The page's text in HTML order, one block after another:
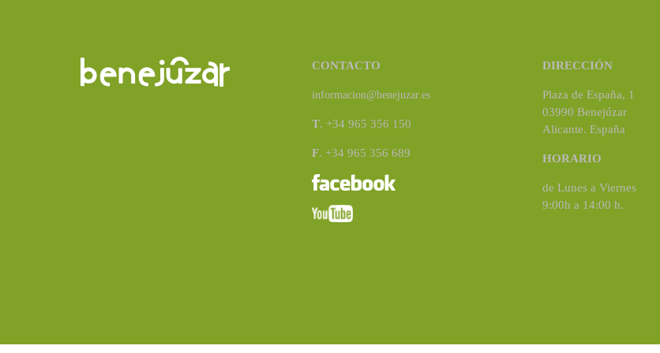
CONTACTO
informacion@benejuzar.es
T. +34 965 356 150
F. +34 965 356 689
DIRECCIÓN
Plaza de España, 1
03990 Benejúzar
Alicante. España
HORARIO
de Lunes a Viernes
9:00h a 14:00 h.